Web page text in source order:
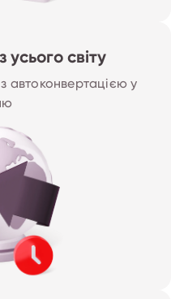
світу
автоконвертацією у